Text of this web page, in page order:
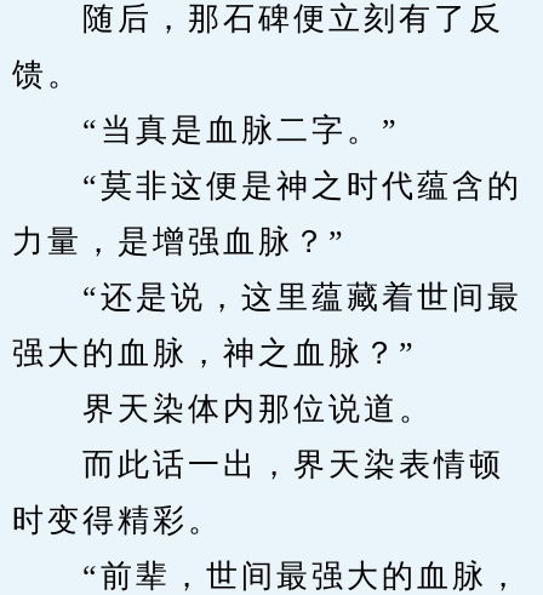
随后，那石碑便立刻有了反
馈。
“当真是血脉二字。”
“莫非这便是神之时代蕴含的
力量，是增强血脉？”
“还是说，这里蕴藏着世间最
强大的血脉，神之血脉？”
界天染体内那位说道。
而此话一出，界天染表情顿
时变得精彩。
“前辈，世间最强大的血脉，